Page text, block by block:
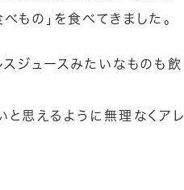
もの」を食べてきました。
スジュースみたいなものも飲
と思えるように無理なくアレ